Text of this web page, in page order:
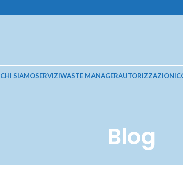
CHI SIAMOSERVIZIWASTE MANAGERAUTORIZZAZIONI
Blog